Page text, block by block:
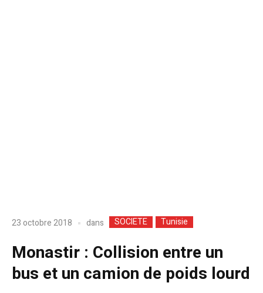
23 octobre 2018 dans SOCIETE Tunisie
Monastir : Collision entre un
bus et un camion de poids lourd